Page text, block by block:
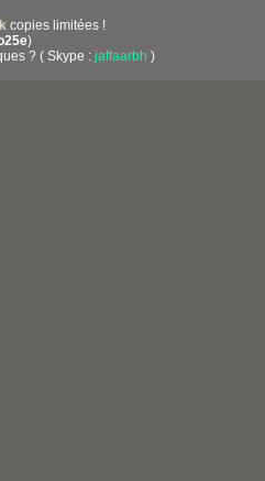
copies limitées !
)
? ( Skype : jaffaarbh )